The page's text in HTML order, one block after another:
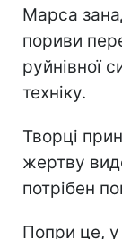
Марса
пориви
руйнівної
техніку.
Творці
жертву
потрібен
Попри це,